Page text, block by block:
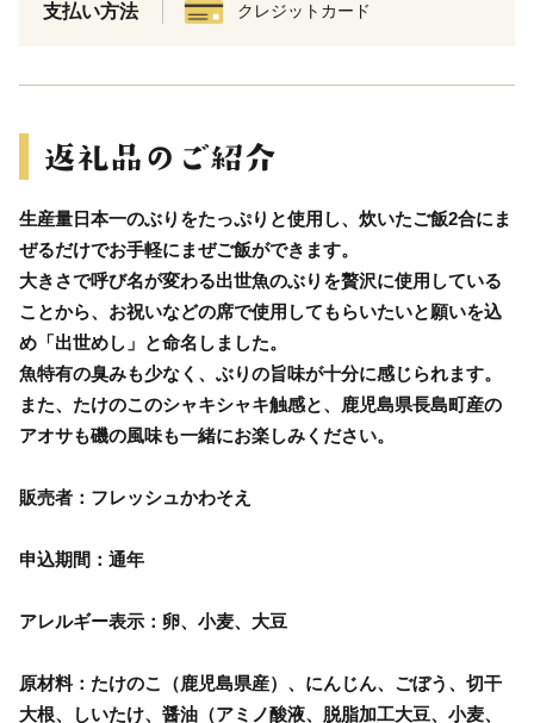
支払い方法 クレジットカード
生産量日本一のぶりをたっぷりと使用し、炊いたご飯2合にま
ぜるだけでお手軽にまぜご飯ができます。
大きさで呼び名が変わる出世魚のぶりを贅沢に使用している
ことから、お祝いなどの席で使用してもらいたいと願いを込
め「出世めし」と命名しました。
魚特有の臭みも少なく、ぶりの旨味が十分に感じられます。
また、たけのこのシャキシャキ触感と、鹿児島県長島町産の
アオサも磯の風味も一緒にお楽しみください。
販売者：フレッシュかわそえ
申込期間：通年
アレルギー表示：卵、小麦、大豆
原材料：たけのこ（鹿児島県産）、にんじん、ごぼう、切干
大根、しいたけ、醤油（アミノ酸液、脱脂加工大豆、小麦、